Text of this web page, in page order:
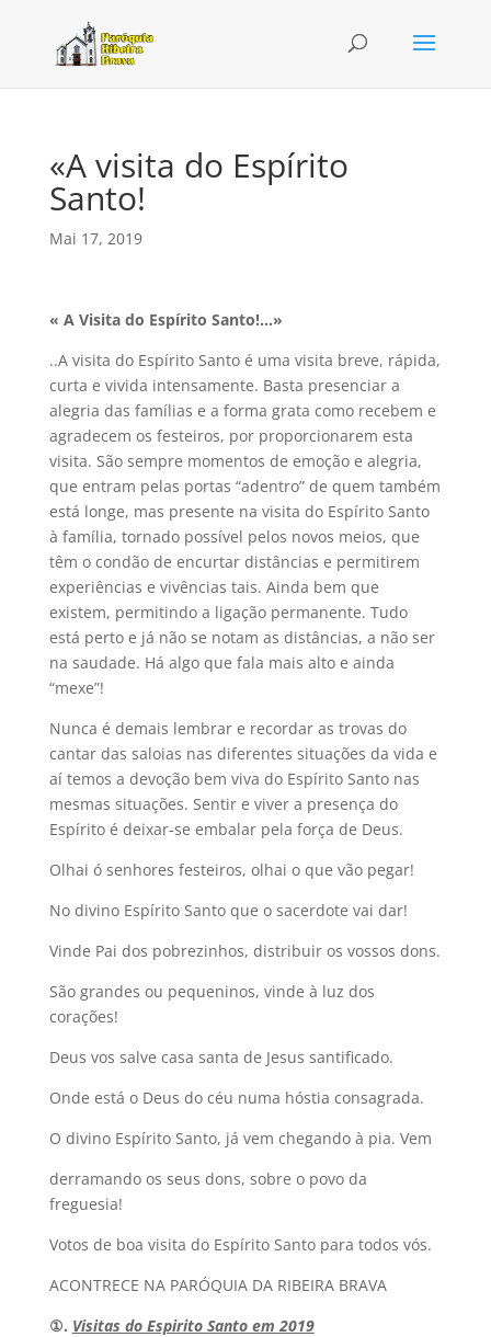
«A visita do Espírito
Santo!
Mai 17, 2019
« A Visita do Espírito Santo!…»
..A visita do Espírito Santo é uma visita breve, rápida,
curta e vivida intensamente. Basta presenciar a
alegria das famílias e a forma grata como recebem e
agradecem os festeiros, por proporcionarem esta
visita. São sempre momentos de emoção e alegria,
que entram pelas portas “adentro” de quem também
está longe, mas presente na visita do Espírito Santo
à família, tornado possível pelos novos meios, que
têm o condão de encurtar distâncias e permitirem
experiências e vivências tais. Ainda bem que
existem, permitindo a ligação permanente. Tudo
está perto e já não se notam as distâncias, a não ser
na saudade. Há algo que fala mais alto e ainda
“mexe”!
Nunca é demais lembrar e recordar as trovas do
cantar das saloias nas diferentes situações da vida e
aí temos a devoção bem viva do Espírito Santo nas
mesmas situações. Sentir e viver a presença do
Espírito é deixar-se embalar pela força de Deus.
Olhai ó senhores festeiros, olhai o que vão pegar!
No divino Espírito Santo que o sacerdote vai dar!
Vinde Pai dos pobrezinhos, distribuir os vossos dons.
São grandes ou pequeninos, vinde à luz dos
corações!
Deus vos salve casa santa de Jesus santificado.
Onde está o Deus do céu numa hóstia consagrada.
O divino Espírito Santo, já vem chegando à pia. Vem
derramando os seus dons, sobre o povo da
freguesia!
Votos de boa visita do Espírito Santo para todos vós.
ACONTRECE NA PARÓQUIA DA RIBEIRA BRAVA
①. Visitas do Espirito Santo em 2019